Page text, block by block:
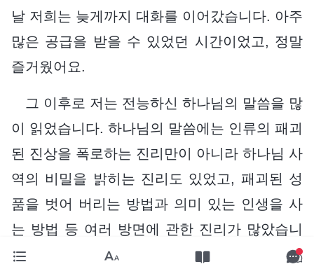
날 저희는 늦게까지 대화를 이어갔습니다. 아주
많은 공급을 받을 수 있었던 시간이었고, 정말
즐거웠어요.
그 이후로 저는 전능하신 하나님의 말씀을 많
이 읽었습니다. 하나님의 말씀에는 인류의 패괴
된 진상을 폭로하는 진리만이 아니라 하나님 사
역의 비밀을 밝히는 진리도 있었고, 패괴된 성
품을 벗어 버리는 방법과 의미 있는 인생을 사
는 방법 등 여러 방면에 관한 진리가 많았습니
다. 저는 전능하신 하나님의 말씀이 모두 진리